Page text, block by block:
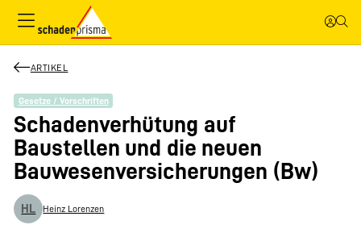
ARTIKEL
Gesetze / Vorschriften
Schadenverhütung auf
Baustellen und die neuen
Bauwesenversicherungen (Bw)
HL Heinz Lorenzen